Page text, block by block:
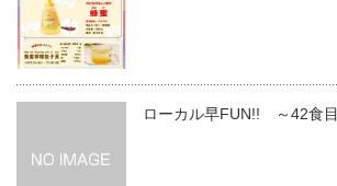
ローカル早FUN!! ～42食目